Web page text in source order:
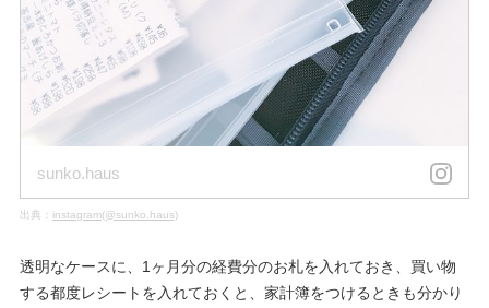
sunko.haus
出典： instagram(@sunko.haus)
透明なケースに、1ヶ月分の経費分のお札を入れておき、買い物
する都度レシートを入れておくと、家計簿をつけるときも分かり